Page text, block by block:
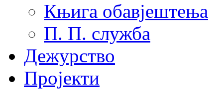
Књига обавјештења
П. П. служба
Дежурство
Пројекти